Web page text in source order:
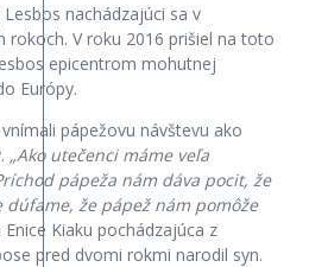
nachádzajúci sa v
rokoch. V roku 2016 prišiel na toto
epicentrom mohutnej
Európy.
pápežovu návštevu ako
„Ako utečenci máme veľa
pápeža nám dáva pocit, že
že pápež nám pomôže
Kiaku pochádzajúca z
pred dvomi rokmi narodil syn.